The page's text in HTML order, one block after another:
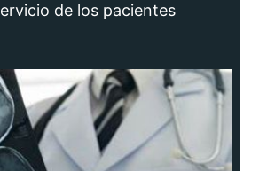
de los pacientes